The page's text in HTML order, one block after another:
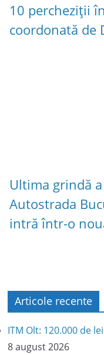
10 percheziții
coordonată de
Ultima grindă
Autostrada
intră într-o
Articole recente
ITM Olt: 120.000 de
8 august 2026